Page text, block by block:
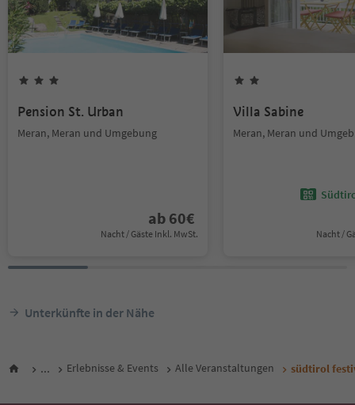
Pension St. Urban
Meran, Meran und Umgebung
ab 60€
Nacht / Gäste Inkl. MwSt.
Villa Sabine
Meran, Meran und
Nacht /
Unterkünfte in der Nähe
... Erlebnisse & Events Alle Veranstaltungen südtirol